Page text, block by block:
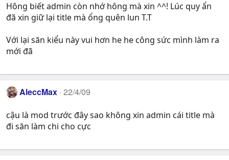
Hông biết admin còn nhớ hông mà xin ^^! Lúc quy ẩn
đã xin giữ lại title mà ổng quên lun T.T
Với lại săn kiểu này vui hơn he he công sức mình làm ra
mới đã
AleccMax 22/4/09
cậu là mod trước đây sao không xin admin cái title mà
đi săn làm chi cho cực